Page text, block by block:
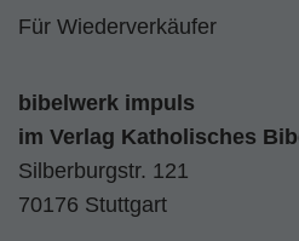
Für Wiederverkäufer
bibelwerk impuls
im Verlag Katholisches
Silberburgstr. 121
70176 Stuttgart